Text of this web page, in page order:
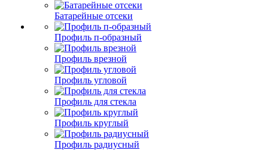
Батарейные отсеки
Профиль п-образный
Профиль врезной
Профиль угловой
Профиль для стекла
Профиль круглый
Профиль радиусный